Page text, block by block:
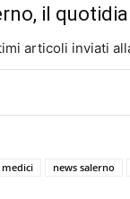
il
articoli inviati
medici news salerno